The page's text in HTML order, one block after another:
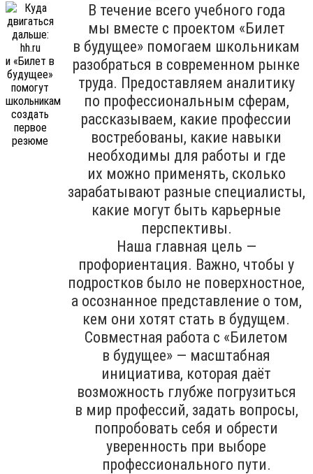
В течение всего учебного года
мы вместе с проектом «Билет
в будущее» помогаем школьникам
разобраться в современном рынке
труда. Предоставляем аналитику
по профессиональным сферам,
рассказываем, какие профессии
востребованы, какие навыки
необходимы для работы и где
их можно применять, сколько
зарабатывают разные специалисты,
какие могут быть карьерные
перспективы.
Наша главная цель —
профориентация. Важно, чтобы у
подростков было не поверхностное,
а осознанное представление о том,
кем они хотят стать в будущем.
Совместная работа с «Билетом
в будущее» — масштабная
инициатива, которая даёт
возможность глубже погрузиться
в мир профессий, задать вопросы,
попробовать себя и обрести
уверенность при выборе
профессионального пути.